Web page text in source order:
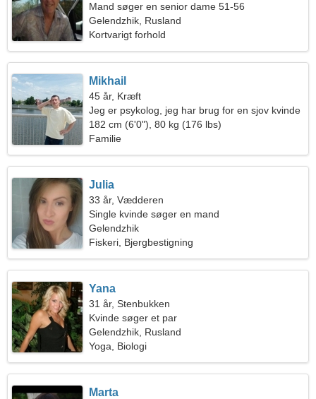
Mand søger en senior dame 51-56
Gelendzhik, Rusland
Kortvarigt forhold
Mikhail
45 år, Kræft
Jeg er psykolog, jeg har brug for en sjov kvinde
182 cm (6'0"), 80 kg (176 lbs)
Familie
Julia
33 år, Vædderen
Single kvinde søger en mand
Gelendzhik
Fiskeri, Bjergbestigning
Yana
31 år, Stenbukken
Kvinde søger et par
Gelendzhik, Rusland
Yoga, Biologi
Marta